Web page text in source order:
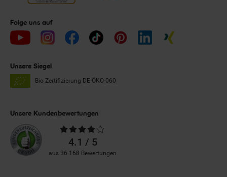
Folge uns auf
Unsere Siegel
Bio Zertifizierung DE-ÖKO-060
Unsere Kundenbewertungen
Durchschnittliche
Bewertungen4.1 / 5
aus 36.168 Bewertungen